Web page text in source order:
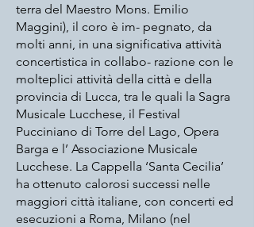
terra del Maestro Mons. Emilio
Maggini), il coro è im- pegnato, da
molti anni, in una significativa attività
concertistica in collabo- razione con le
molteplici attività della città e della
provincia di Lucca, tra le quali la Sagra
Musicale Lucchese, il Festival
Pucciniano di Torre del Lago, Opera
Barga e l’ Associazione Musicale
Lucchese. La Cappella ‘Santa Cecilia’
ha ottenuto calorosi successi nelle
maggiori città italiane, con concerti ed
esecuzioni a Roma, Milano (nel